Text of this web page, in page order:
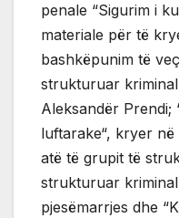
penale “Sigurim i
materiale për të
bashkëpunim të
strukturuar
Aleksandër Prendi;
luftarake“, kryer
atë të grupit të
strukturuar
pjesëmarrjes dhe